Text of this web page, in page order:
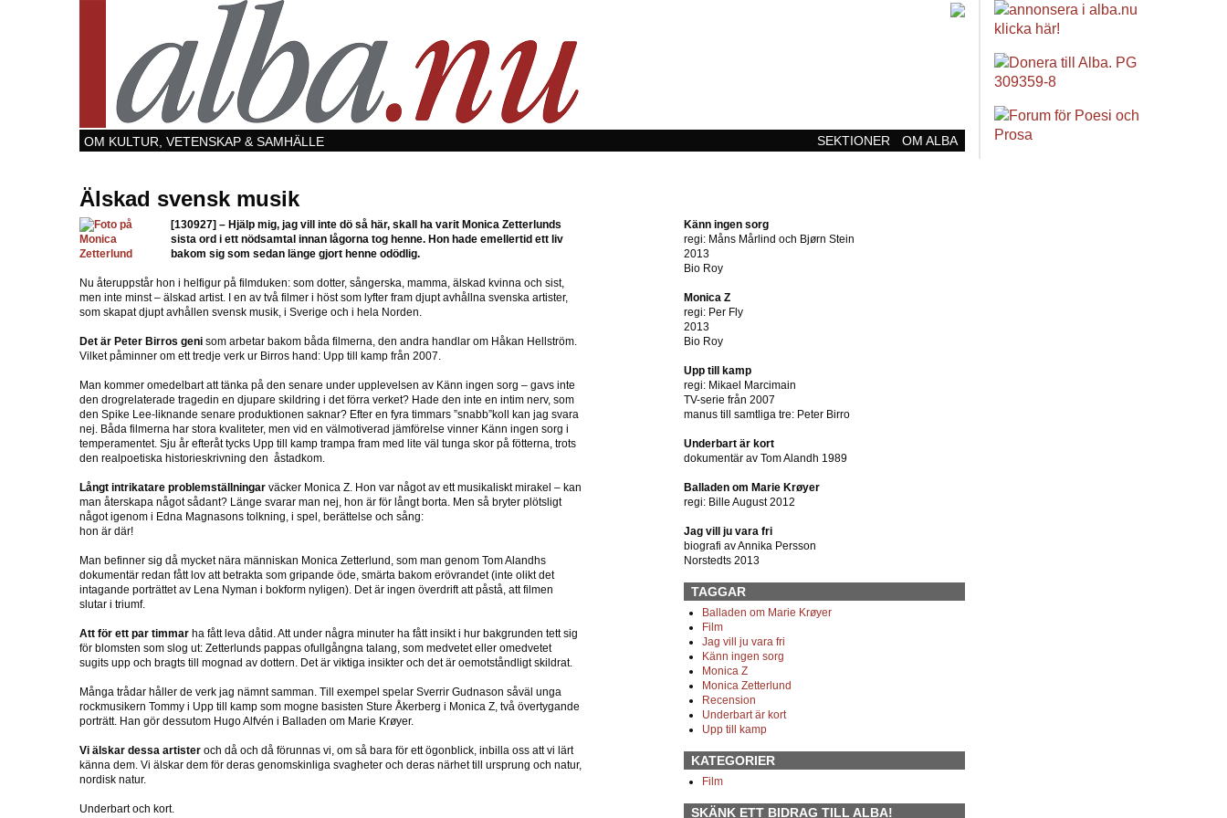
OM KULTUR, VETENSKAP & SAMHÄLLE SEKTIONER OM ALBA
Älskad svensk musik
[130927] – Hjälp mig, jag vill inte dö så här, skall ha varit Monica Zetterlunds
sista ord i ett nödsamtal innan lågorna tog henne. Hon hade emellertid ett liv
bakom sig som sedan länge gjort henne odödlig.
Nu återuppstår hon i helfigur på filmduken: som dotter, sångerska, mamma, älskad kvinna och sist,
men inte minst – älskad artist. I en av två filmer i höst som lyfter fram djupt avhållna svenska artister,
som skapat djupt avhållen svensk musik, i Sverige och i hela Norden.
Det är Peter Birros geni som arbetar bakom båda filmerna, den andra handlar om Håkan Hellström.
Vilket påminner om ett tredje verk ur Birros hand: Upp till kamp från 2007.
Man kommer omedelbart att tänka på den senare under upplevelsen av Känn ingen sorg – gavs inte
den drogrelaterade tragedin en djupare skildring i det förra verket? Hade den inte en intim nerv, som
den Spike Lee-liknande senare produktionen saknar? Efter en fyra timmars ”snabb”koll kan jag svara
nej. Båda filmerna har stora kvaliteter, men vid en välmotiverad jämförelse vinner Känn ingen sorg i
temperamentet. Sju år efteråt tycks Upp till kamp trampa fram med lite väl tunga skor på fötterna, trots
den realpoetiska historieskrivning den åstadkom.
Långt intrikatare problemställningar väcker Monica Z. Hon var något av ett musikaliskt mirakel – kan
man återskapa något sådant? Länge svarar man nej, hon är för långt borta. Men så bryter plötsligt
något igenom i Edna Magnasons tolkning, i spel, berättelse och sång:
hon är där!
Man befinner sig då mycket nära människan Monica Zetterlund, som man genom Tom Alandhs
dokumentär redan fått lov att betrakta som gripande öde, smärta bakom erövrandet (inte olikt det
intagande porträttet av Lena Nyman i bokform nyligen). Det är ingen överdrift att påstå, att filmen
slutar i triumf.
Att för ett par timmar ha fått leva dåtid. Att under några minuter ha fått insikt i hur bakgrunden tett sig
för blomsten som slog ut: Zetterlunds pappas ofullgångna talang, som medvetet eller omedvetet
sugits upp och bragts till mognad av dottern. Det är viktiga insikter och det är oemotståndligt skildrat.
Många trådar håller de verk jag nämnt samman. Till exempel spelar Sverrir Gudnason såväl unga
rockmusikern Tommy i Upp till kamp som mogne basisten Sture Åkerberg i Monica Z, två övertygande
porträtt. Han gör dessutom Hugo Alfvén i Balladen om Marie Krøyer.
Vi älskar dessa artister och då och då förunnas vi, om så bara för ett ögonblick, inbilla oss att vi lärt
känna dem. Vi älskar dem för deras genomskinliga svagheter och deras närhet till ursprung och natur,
nordisk natur.
Underbart och kort.
Känn ingen sorg
regi: Måns Mårlind och Bjørn Stein
2013
Bio Roy
Monica Z
regi: Per Fly
2013
Bio Roy
Upp till kamp
regi: Mikael Marcimain
TV-serie från 2007
manus till samtliga tre: Peter Birro
Underbart är kort
dokumentär av Tom Alandh 1989
Balladen om Marie Krøyer
regi: Bille August 2012
Jag vill ju vara fri
biografi av Annika Persson
Norstedts 2013
TAGGAR
Balladen om Marie Krøyer
Film
Jag vill ju vara fri
Känn ingen sorg
Monica Z
Monica Zetterlund
Recension
Underbart är kort
Upp till kamp
KATEGORIER
Film
SKÄNK ETT BIDRAG TILL ALBA!